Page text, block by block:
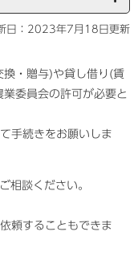
日：2023年7月18日更新
換・贈与)や貸し借り(賃
委員会の許可が必要と
手続きをお願いしま
相談ください。
頼することもできま